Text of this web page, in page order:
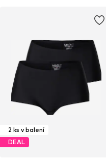
2 ks v balení
DEAL